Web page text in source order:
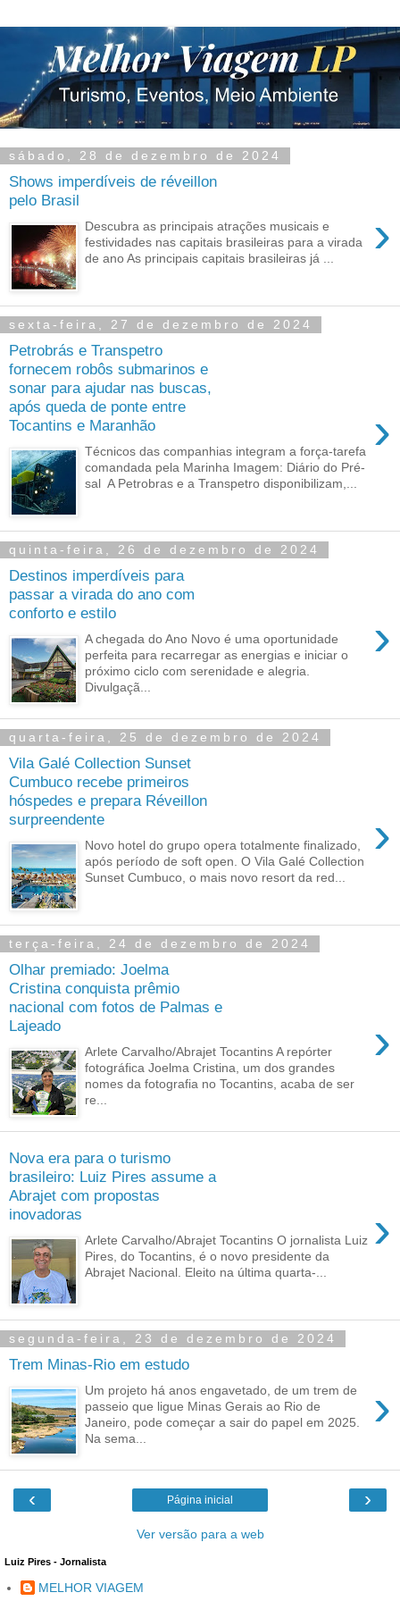
sábado, 28 de dezembro de 2024
Shows imperdíveis de réveillon
pelo Brasil
›
Descubra as principais atrações musicais e
festividades nas capitais brasileiras para a virada
de ano As principais capitais brasileiras já ...
sexta-feira, 27 de dezembro de 2024
Petrobrás e Transpetro
fornecem robôs submarinos e
sonar para ajudar nas buscas,
após queda de ponte entre
Tocantins e Maranhão
›
Técnicos das companhias integram a força-tarefa
comandada pela Marinha Imagem: Diário do Pré-
sal A Petrobras e a Transpetro disponibilizam,...
quinta-feira, 26 de dezembro de 2024
Destinos imperdíveis para
passar a virada do ano com
conforto e estilo
›
A chegada do Ano Novo é uma oportunidade
perfeita para recarregar as energias e iniciar o
próximo ciclo com serenidade e alegria.
Divulgaçã...
quarta-feira, 25 de dezembro de 2024
Vila Galé Collection Sunset
Cumbuco recebe primeiros
hóspedes e prepara Réveillon
surpreendente
›
Novo hotel do grupo opera totalmente finalizado,
após período de soft open. O Vila Galé Collection
Sunset Cumbuco, o mais novo resort da red...
terça-feira, 24 de dezembro de 2024
Olhar premiado: Joelma
Cristina conquista prêmio
nacional com fotos de Palmas e
Lajeado
›
Arlete Carvalho/Abrajet Tocantins A repórter
fotográfica Joelma Cristina, um dos grandes
nomes da fotografia no Tocantins, acaba de ser
re...
Nova era para o turismo
brasileiro: Luiz Pires assume a
Abrajet com propostas
inovadoras
›
Arlete Carvalho/Abrajet Tocantins O jornalista Luiz
Pires, do Tocantins, é o novo presidente da
Abrajet Nacional. Eleito na última quarta-...
segunda-feira, 23 de dezembro de 2024
Trem Minas-Rio em estudo
›
Um projeto há anos engavetado, de um trem de
passeio que ligue Minas Gerais ao Rio de
Janeiro, pode começar a sair do papel em 2025.
Na sema...
‹ ›
Página inicial
Ver versão para a web
Luiz Pires - Jornalista
MELHOR VIAGEM